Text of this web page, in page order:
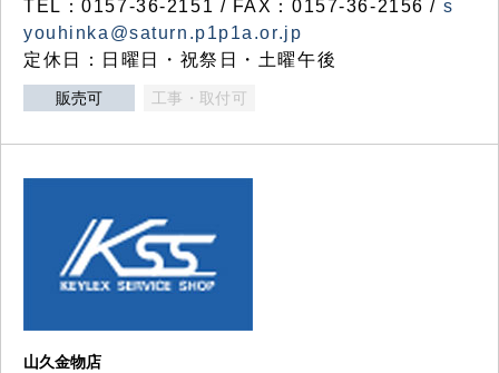
TEL：0157-36-2151 / FAX：0157-36-2156 / s
youhinka@saturn.p1p1a.or.jp
定休日：日曜日・祝祭日・土曜午後
販売可 工事・取付可
山久金物店